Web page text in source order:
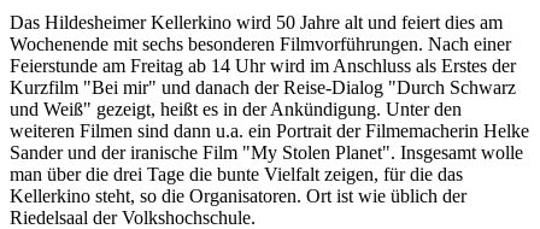
Das Hildesheimer Kellerkino wird 50 Jahre alt und feiert dies am
Wochenende mit sechs besonderen Filmvorführungen. Nach einer
Feierstunde am Freitag ab 14 Uhr wird im Anschluss als Erstes der
Kurzfilm "Bei mir" und danach der Reise-Dialog "Durch Schwarz
und Weiß" gezeigt, heißt es in der Ankündigung. Unter den
weiteren Filmen sind dann u.a. ein Portrait der Filmemacherin Helke
Sander und der iranische Film "My Stolen Planet". Insgesamt wolle
man über die drei Tage die bunte Vielfalt zeigen, für die das
Kellerkino steht, so die Organisatoren. Ort ist wie üblich der
Riedelsaal der Volkshochschule.